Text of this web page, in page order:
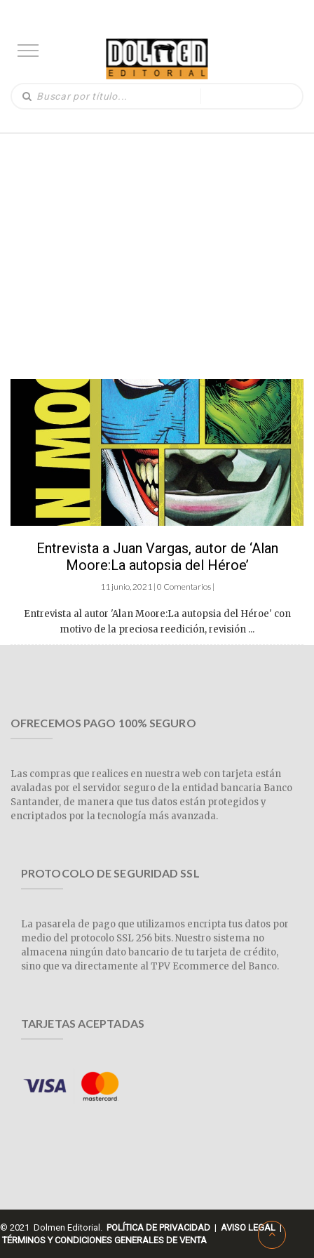
Entrevista a Juan Vargas, autor de ‘Alan
Moore:La autopsia del Héroe’
11 junio, 2021 | 0 Comentarios |
Entrevista al autor 'Alan Moore:La autopsia del Héroe' con
motivo de la preciosa reedición, revisión ...
OFRECEMOS PAGO 100% SEGURO
Las compras que realices en nuestra web con tarjeta están
avaladas por el servidor seguro de la entidad bancaria Banco
Santander, de manera que tus datos están protegidos y
encriptados por la tecnología más avanzada.
PROTOCOLO DE SEGURIDAD SSL
La pasarela de pago que utilizamos encripta tus datos por
medio del protocolo SSL 256 bits. Nuestro sistema no
almacena ningún dato bancario de tu tarjeta de crédito,
sino que va directamente al TPV Ecommerce del Banco.
TARJETAS ACEPTADAS
© 2021 Dolmen Editorial. POLÍTICA DE PRIVACIDAD | AVISO LEGAL |
TÉRMINOS Y CONDICIONES GENERALES DE VENTA